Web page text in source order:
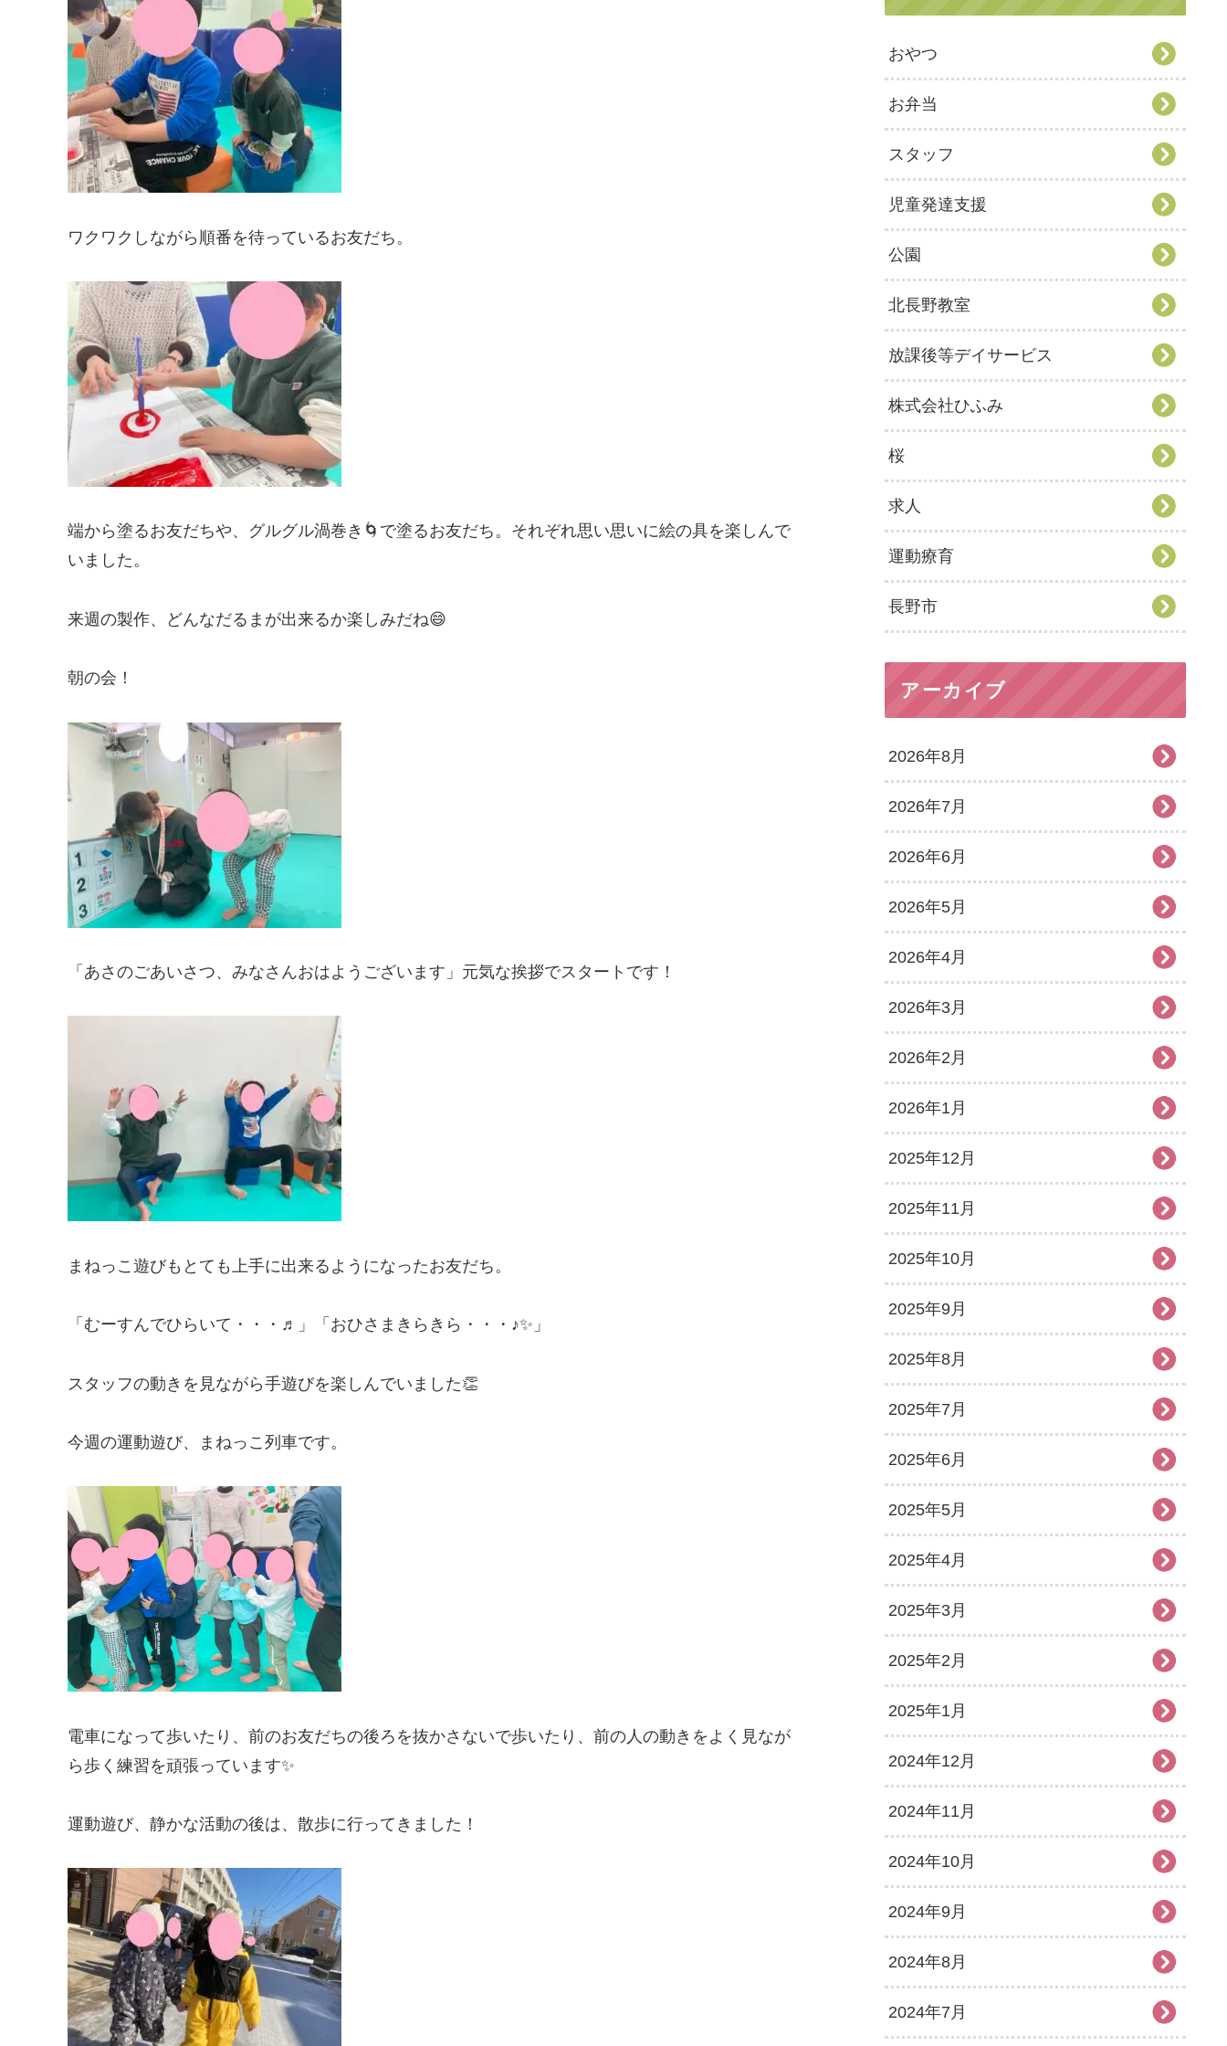
ワクワクしながら順番を待っているお友だち。
端から塗るお友だちや、グルグル渦巻き🌀で塗るお友だち。それぞれ思い思いに絵の具を楽しんで
いました。
来週の製作、どんなだるまが出来るか楽しみだね😄
朝の会！
「あさのごあいさつ、みなさんおはようございます」元気な挨拶でスタートです！
まねっこ遊びもとても上手に出来るようになったお友だち。
「むーすんでひらいて・・・♬」「おひさまきらきら・・・♪✨」
スタッフの動きを見ながら手遊びを楽しんでいました👏
今週の運動遊び、まねっこ列車です。
電車になって歩いたり、前のお友だちの後ろを抜かさないで歩いたり、前の人の動きをよく見なが
ら歩く練習を頑張っています✨
運動遊び、静かな活動の後は、散歩に行ってきました！
おやつ
お弁当
スタッフ
児童発達支援
公園
北長野教室
放課後等デイサービス
株式会社ひふみ
桜
求人
運動療育
長野市
アーカイブ
2026年8月
2026年7月
2026年6月
2026年5月
2026年4月
2026年3月
2026年2月
2026年1月
2025年12月
2025年11月
2025年10月
2025年9月
2025年8月
2025年7月
2025年6月
2025年5月
2025年4月
2025年3月
2025年2月
2025年1月
2024年12月
2024年11月
2024年10月
2024年9月
2024年8月
2024年7月